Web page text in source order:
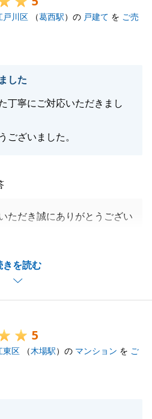
てまいります。
さい。
戸川区 （葛西駅）の 戸建て を ご売
した
丁寧にご対応いただきまし
ございました。
きを読む
ただき誠にありがとうござい
そして無事にお引渡しを迎え
大変感慨深く、心より感謝申
お付き合いの「始まり」だと
、暮らしの中でのお困りごと
でもお気軽にお声がけくださ
5
東区 （木場駅）の マンション を ご